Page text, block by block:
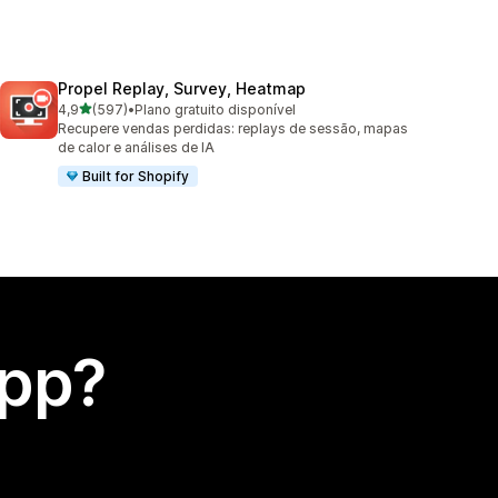
Propel Replay, Survey, Heatmap
4,9de 5 estrelas
(597)
597 avaliações ao todo
•Plano gratuito disponível
Recupere vendas perdidas: replays de sessão, mapas
de calor e análises de IA
Built for Shopify